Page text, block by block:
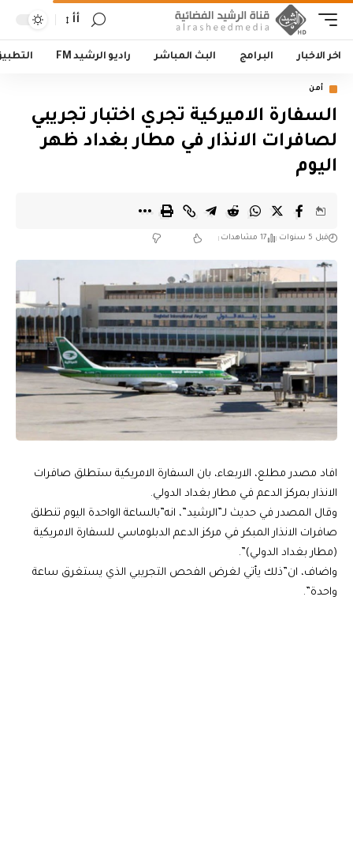
أأ
اخر الاخبار البرامج البث المباشر راديو الرشيد FM
أمن
السفارة الاميركية تجري اختبار تجريبي
لصافرات الانذار في مطار بغداد ظهر
اليوم
قبل 5 سنوات 17 مشاهدات
افاد مصدر مطلع، الاربعاء، بان السفارة الامريكية ستطلق صافرات
الانذار بمركز الدعم في مطار بغداد الدولي.
وقال المصدر في حديث لـ”الرشيد”، انه”بالساعة الواحدة اليوم تنطلق
صافرات الانذار المبكر في مركز الدعم الدبلوماسي للسفارة الامريكية
(مطار بغداد الدولي)”.
واضاف، ان”ذلك يأتي لغرض الفحص التجريبي الذي يستغرق ساعة
واحدة”.